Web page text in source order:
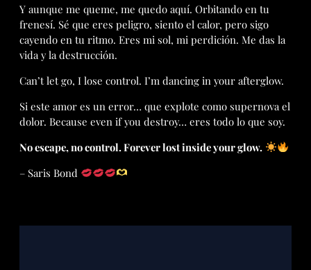
Y aunque me queme, me quedo aquí. Orbitando en tu
frenesí. Sé que eres peligro, siento el calor, pero sigo
cayendo en tu ritmo. Eres mi sol, mi perdición. Me das la
vida y la destrucción.
Can’t let go, I lose control. I’m dancing in your afterglow.
Si este amor es un error… que explote como supernova el
dolor. Because even if you destroy… eres todo lo que soy.
No escape, no control. Forever lost inside your glow.
– Saris Bond